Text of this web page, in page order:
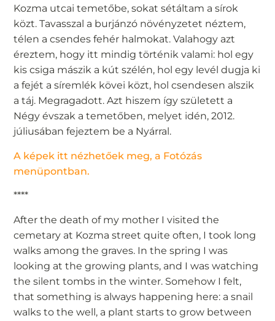
Kozma utcai temetőbe, sokat sétáltam a sírok
közt. Tavasszal a burjánzó növényzetet néztem,
télen a csendes fehér halmokat. Valahogy azt
éreztem, hogy itt mindig történik valami: hol egy
kis csiga mászik a kút szélén, hol egy levél dugja ki
a fejét a síremlék kövei közt, hol csendesen alszik
a táj. Megragadott. Azt hiszem így született a
Négy évszak a temetőben, melyet idén, 2012.
júliusában fejeztem be a Nyárral.
A képek itt nézhetőek meg, a Fotózás
menüpontban.
****
After the death of my mother I visited the
cemetary at Kozma street quite often, I took long
walks among the graves. In the spring I was
looking at the growing plants, and I was watching
the silent tombs in the winter. Somehow I felt,
that something is always happening here: a snail
walks to the well, a plant starts to grow between